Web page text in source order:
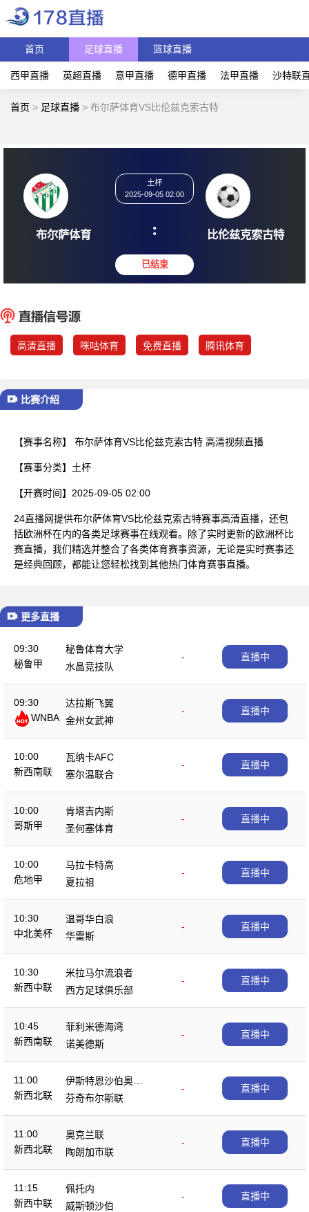
首页 足球直播 篮球直播
西甲直播 英超直播 意甲直播 德甲直播 法甲直播 沙特联
首页 > 足球直播 > 布尔萨体育VS比伦兹克索古特
布尔萨体育
2025-09-05 02:00
: 比伦兹
高清直播 咪咕体育 免费直播 腾讯体育
比赛介绍
【赛事名称】 布尔萨体育VS比伦兹克索古特 高清视频直播
【赛事分类】 土杯
【开赛时间】 2025-09-05 02:00
24直播网提供布尔萨体育VS比伦兹克索古特赛事高清直播，还包
括欧洲杯在内的各类足球赛事在线观看。除了实时更新的欧洲杯比
赛直播，我们精选并整合了各类体育赛事资源，无论是实时赛事还
是经典回顾，都能让您轻松找到其他热门体育赛事直播。
更多直播
09:30
秘鲁甲
秘鲁体育大学
-
水晶竞技队
直播中
09:30
WNBA
达拉斯飞翼
-
金州女武神
直播中
10:00
新西南联
瓦纳卡AFC
-
塞尔温联合
直播中
10:00
哥斯甲
肯塔吉内斯
-
圣何塞体育
直播中
10:00
危地甲
马拉卡特高
-
夏拉祖
直播中
10:30
中北美杯
温哥华白浪
-
华雷斯
直播中
10:30
新西中联
米拉马尔流浪者
-
西方足球俱乐部
直播中
10:45
新西南联
菲利米德海湾
-
诺美德斯
直播中
11:00
新西北联
伊斯特恩沙伯奥克
兰
-
芬奇布尔斯联
直播中
11:00
新西北联
奥克兰联
-
陶朗加市联
直播中
11:15
新西中联
佩托内
-
威斯顿沙伯
直播中